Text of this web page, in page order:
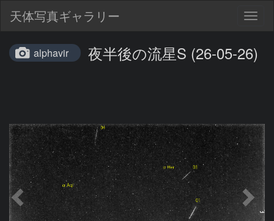
天体写真ギャラリー
alphavir 夜半後の流星S (26-05-26)